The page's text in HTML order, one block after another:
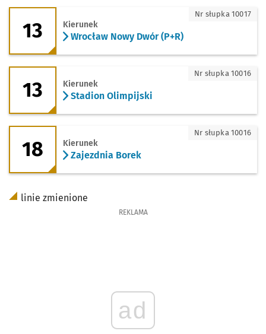
13 - kierunek Wrocław Nowy Dwór
13 Kierunek
Wrocław Nowy Dwór (P+R)
Nr słupka 10017
13 - kierunek Stadion Olimpijski
13 Kierunek
Stadion Olimpijski
Nr słupka 10016
18 - kierunek Zajezdnia Borek
18 Kierunek
Zajezdnia Borek
Nr słupka 10016
linie zmienione
REKLAMA
ad